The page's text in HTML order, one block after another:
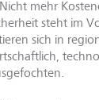
mehr
steht im
sich in